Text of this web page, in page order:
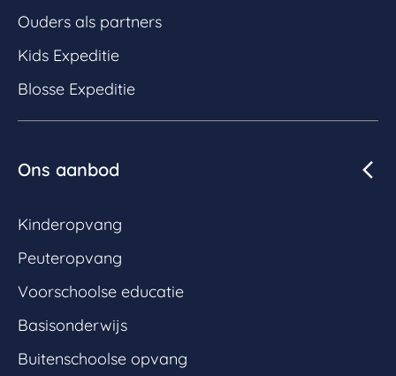
Ouders als partners
Kids Expeditie
Blosse Expeditie
Ons aanbod
Kinderopvang
Peuteropvang
Voorschoolse educatie
Basisonderwijs
Buitenschoolse opvang